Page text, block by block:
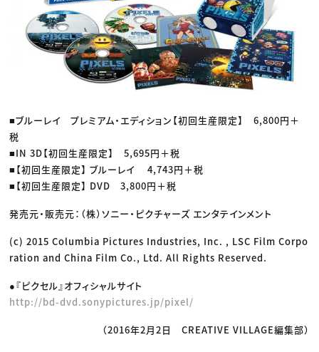
■ブルーレイ プレミアム・エディション【初回生産限定】 6,800円＋
税
■IN 3D【初回生産限定】 5,695円＋税
■【初回生産限定】 ブルーレイ 4,743円＋税
■【初回生産限定】 DVD 3,800円＋税
発売元・販売元：（株）ソニー・ピクチャーズ エンタテインメント
(c) 2015 Columbia Pictures Industries, Inc. , LSC Film Corpo
ration and China Film Co., Ltd. All Rights Reserved.
●『ピクセル』オフィシャルサイト
http://bd-dvd.sonypictures.jp/pixel/
（2016年2月2日 CREATIVE VILLAGE編集部）